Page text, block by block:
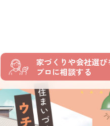
家づくりや会社選び
プロに相談する